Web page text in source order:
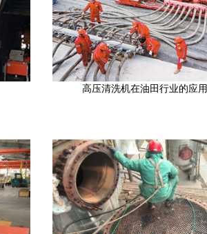
高压清洗机在油田行业的应用